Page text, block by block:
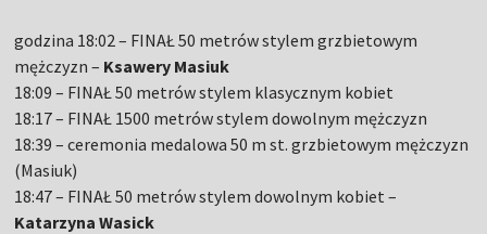
godzina 18:02 – FINAŁ 50 metrów stylem grzbietowym
mężczyzn – Ksawery Masiuk
18:09 – FINAŁ 50 metrów stylem klasycznym kobiet
18:17 – FINAŁ 1500 metrów stylem dowolnym mężczyzn
18:39 – ceremonia medalowa 50 m st. grzbietowym mężczyzn
(Masiuk)
18:47 – FINAŁ 50 metrów stylem dowolnym kobiet –
Katarzyna Wasick